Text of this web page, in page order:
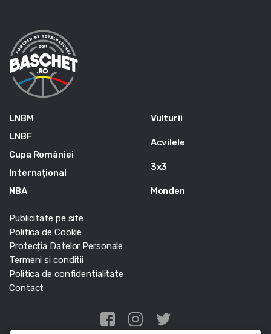
LNBM
LNBF
Cupa României
Internațional
NBA
Vulturii
Acvilele
3x3
Monden
Publicitate pe site
Politica de Cookie
Protecția Datelor Personale
Termeni si conditii
Politica de confidentialitate
Contact